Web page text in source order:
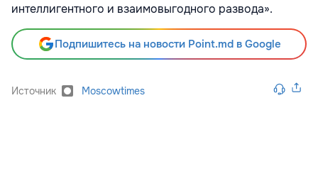
интеллигентного и взаимовыгодного развода».
Подпишитесь на новости Point.md в Google
Источник Moscowtimes